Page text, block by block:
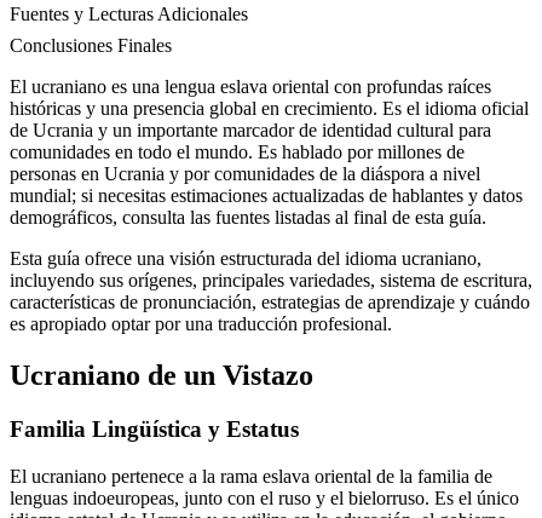
Fuentes y Lecturas Adicionales
Conclusiones Finales
El ucraniano es una lengua eslava oriental con profundas raíces
históricas y una presencia global en crecimiento. Es el idioma oficial
de Ucrania y un importante marcador de identidad cultural para
comunidades en todo el mundo. Es hablado por millones de
personas en Ucrania y por comunidades de la diáspora a nivel
mundial; si necesitas estimaciones actualizadas de hablantes y datos
demográficos, consulta las fuentes listadas al final de esta guía.
Esta guía ofrece una visión estructurada del idioma ucraniano,
incluyendo sus orígenes, principales variedades, sistema de escritura,
características de pronunciación, estrategias de aprendizaje y cuándo
es apropiado optar por una traducción profesional.
Ucraniano de un Vistazo
Familia Lingüística y Estatus
El ucraniano pertenece a la rama eslava oriental de la familia de
lenguas indoeuropeas, junto con el ruso y el bielorruso. Es el único